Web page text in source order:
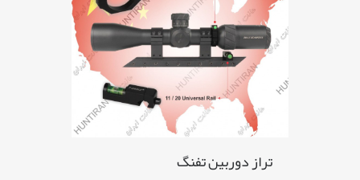
تراز دوربین تفنگ